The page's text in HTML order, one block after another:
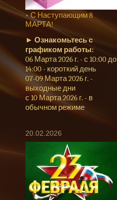
• С Наступающим 8
МАРТА!
► Ознакомьтесь с
графиком работы:
06 Марта 2026 г. - с 10:00 до
14:00 - короткий день
07-09 Марта 2026 г. -
выходные дни
с 10 Марта 2026 г. - в
обычном режиме
20.02.2026